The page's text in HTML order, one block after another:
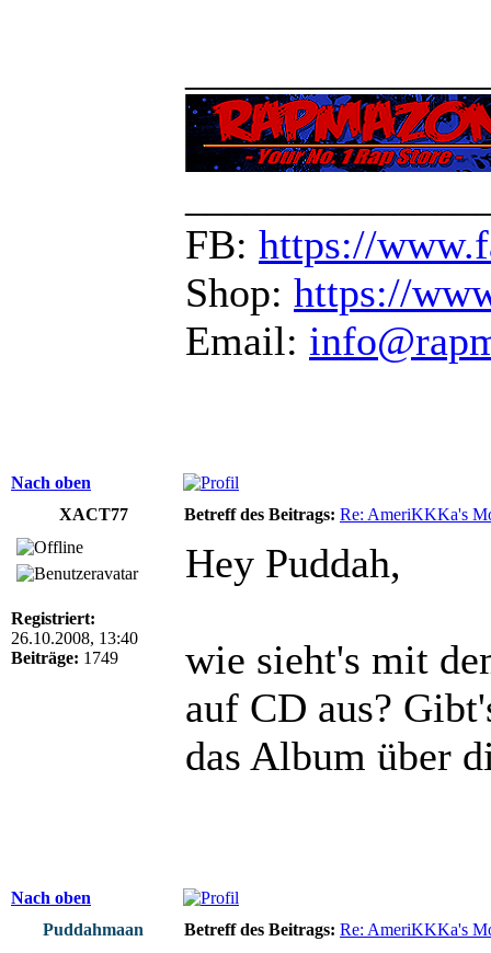
FB: https://
Shop: https://
Email:
Nach oben
XACT77
Betreff des Beitrags: Re: AmeriKKKa's
Registriert:
26.10.2008, 13:40
Beiträge: 1749
Hey Puddah,
wie sieht's mit
auf CD aus?
das Album über
Nach oben
Puddahmaan
Betreff des Beitrags: Re: AmeriKKKa's